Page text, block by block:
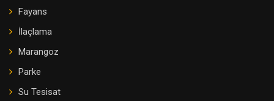
Fayans
İlaçlama
Marangoz
Parke
Su Tesisat